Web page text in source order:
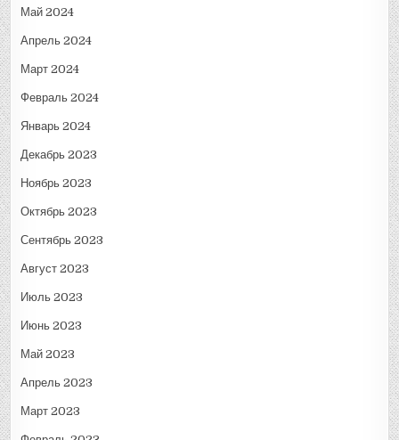
Май 2024
Апрель 2024
Март 2024
Февраль 2024
Январь 2024
Декабрь 2023
Ноябрь 2023
Октябрь 2023
Сентябрь 2023
Август 2023
Июль 2023
Июнь 2023
Май 2023
Апрель 2023
Март 2023